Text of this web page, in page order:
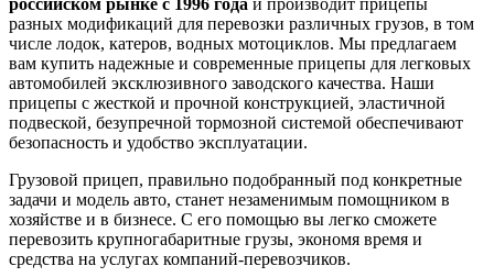
разных модификаций для перевозки различных грузов, в том
числе лодок, катеров, водных мотоциклов. Мы предлагаем
вам купить надежные и современные прицепы для легковых
автомобилей эксклюзивного заводского качества. Наши
прицепы с жесткой и прочной конструкцией, эластичной
подвеской, безупречной тормозной системой обеспечивают
безопасность и удобство эксплуатации.
Грузовой прицеп, правильно подобранный под конкретные
задачи и модель авто, станет незаменимым помощником в
хозяйстве и в бизнесе. С его помощью вы легко сможете
перевозить крупногабаритные грузы, экономя время и
средства на услугах компаний-перевозчиков.